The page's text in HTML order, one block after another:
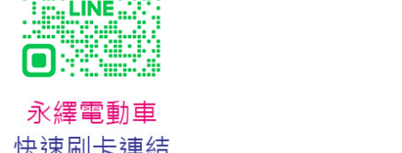
台北新北蘆洲永繹電動車業威
美樂蒂(Melody)